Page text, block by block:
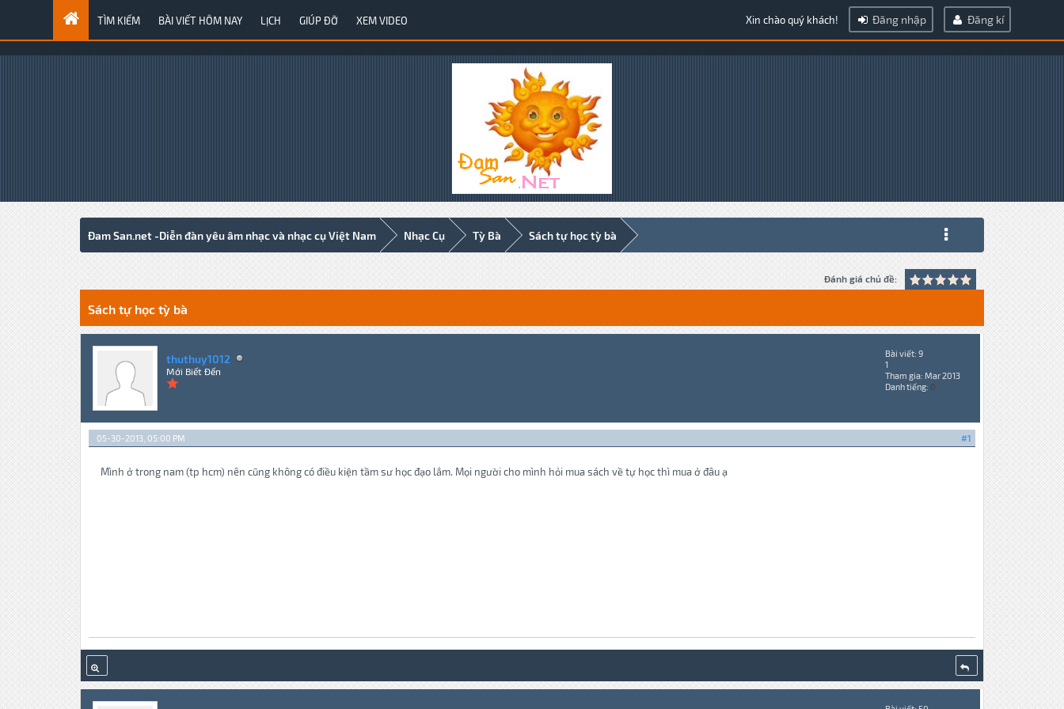
TÌM KIẾM BÀI VIẾT HÔM NAY LỊCH GIÚP ĐỠ XEM VIDEO Xin chào quý khách! Đăng nhập Đăng kí
Đam San.net -Diễn đàn yêu âm nhạc và nhạc cụ Việt Nam Nhạc Cụ Tỳ Bà Sách tự học tỳ bà
Đánh giá chủ đề:
0 Votes - 0 Average
1
2
3
4
5
Sách tự học tỳ bà
thuthuy1012
Mới Biết Đến
Bài viết: 9
1
Tham gia: Mar 2013
Danh tiếng: 0
#1
05-30-2013, 05:00 PM
Mình ở trong nam (tp hcm) nên cũng không có điều kiện tầm sư học đạo lắm. Mọi người cho mình hỏi mua sách về tự học thì mua ở đâu ạ